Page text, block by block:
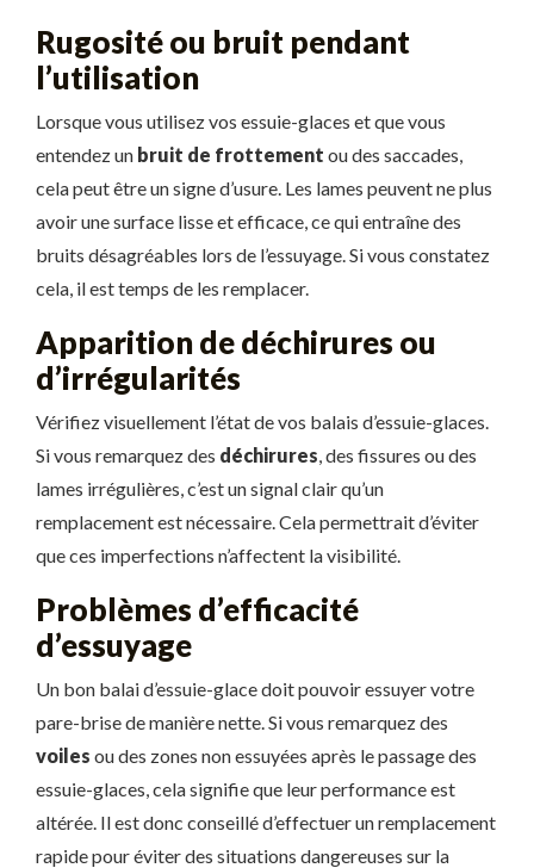
Rugosité ou bruit pendant
l’utilisation
Lorsque vous utilisez vos essuie-glaces et que vous
entendez un bruit de frottement ou des saccades,
cela peut être un signe d’usure. Les lames peuvent ne plus
avoir une surface lisse et efficace, ce qui entraîne des
bruits désagréables lors de l’essuyage. Si vous constatez
cela, il est temps de les remplacer.
Apparition de déchirures ou
d’irrégularités
Vérifiez visuellement l’état de vos balais d’essuie-glaces.
Si vous remarquez des déchirures , des fissures ou des
lames irrégulières, c’est un signal clair qu’un
remplacement est nécessaire. Cela permettrait d’éviter
que ces imperfections n’affectent la visibilité.
Problèmes d’efficacité
d’essuyage
Un bon balai d’essuie-glace doit pouvoir essuyer votre
pare-brise de manière nette. Si vous remarquez des
voiles ou des zones non essuyées après le passage des
essuie-glaces, cela signifie que leur performance est
altérée. Il est donc conseillé d’effectuer un remplacement
rapide pour éviter des situations dangereuses sur la